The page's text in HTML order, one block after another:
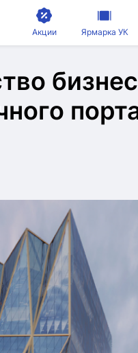
Акции Ярмарка УК